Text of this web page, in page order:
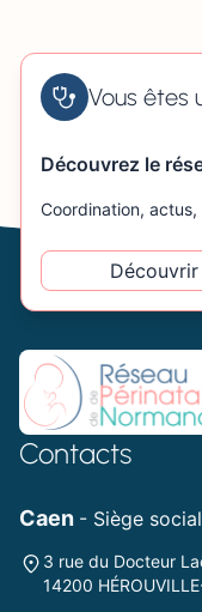
Vous êtes
Découvrez le
Coordination,
Découvrir
Contacts
Caen - Siège social
3 rue du Docteur
14200